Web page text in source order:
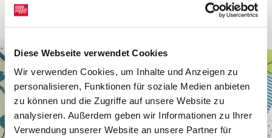
Diese Webseite verwendet Cookies
Wir verwenden Cookies, um Inhalte und Anzeigen zu
personalisieren, Funktionen für soziale Medien anbieten
zu können und die Zugriffe auf unsere Website zu
analysieren. Außerdem geben wir Informationen zu Ihrer
Verwendung unserer Website an unsere Partner für